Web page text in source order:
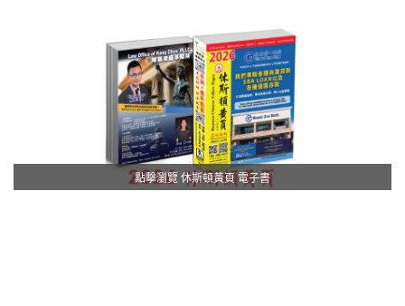
點擊瀏覽 休斯頓黃頁 電子書